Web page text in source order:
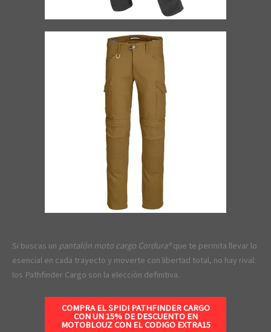
Si buscas un pantalón moto cargo Cordura®que te permita llevar lo
esencial en cada trayecto y moverte con libertad total, no hay rival:
los Pathfinder Cargo son la elección definitiva.
COMPRA EL SPIDI PATHFINDER CARGO
CON UN 15% DE DESCUENTO EN
MOTOBLOUZ CON EL CODIGOEXTRA15